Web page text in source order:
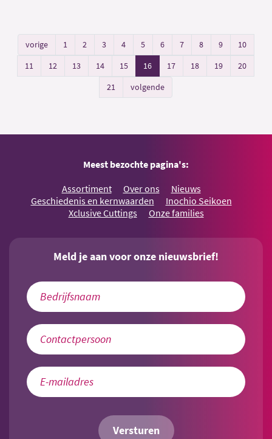
vorige 1 2 3 4 5 6 7 8 9
10
11
12 13 14 15 16 17 18 19
20
21
volgende
Meest bezochte pagina's:
Assortiment Over ons
Nieuws
Geschiedenis en kernwaarden
Inochio Seikoen
Xclusive Cuttings
Onze families
Meld je aan voor onze nieuwsbrief!
Versturen